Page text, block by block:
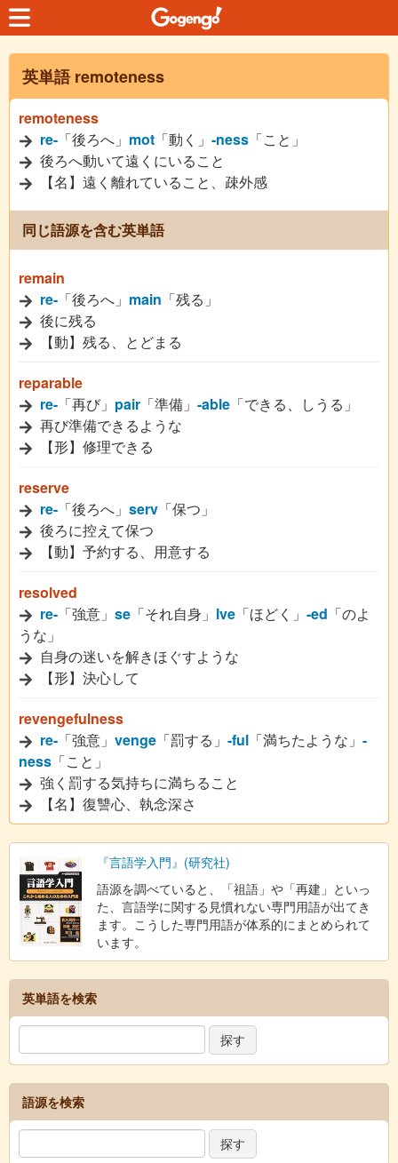
英単語 remoteness
remoteness
re- 「後ろへ」 mot 「動く」 -ness 「こと」
後ろへ動いて遠くにいること
【名】遠く離れていること、疎外感
同じ語源を含む英単語
remain
re- 「後ろへ」 main 「残る」
後に残る
【動】残る、とどまる
reparable
re- 「再び」 pair 「準備」 -able 「できる、しうる」
再び準備できるような
【形】修理できる
reserve
re- 「後ろへ」 serv 「保つ」
後ろに控えて保つ
【動】予約する、用意する
resolved
re- 「強意」 se 「それ自身」 lve 「ほどく」 -ed 「のよ
うな」
自身の迷いを解きほぐすような
【形】決心して
revengefulness
re- 「強意」 venge 「罰する」 -ful 「満ちたような」 -
ness 「こと」
強く罰する気持ちに満ちること
【名】復讐心、執念深さ
『言語学入門』(研究社)
語源を調べていると、「祖語」や「再建」といっ
た、言語学に関する見慣れない専門用語が出てき
ます。こうした専門用語が体系的にまとめられて
います。
英単語を検索
語源を検索